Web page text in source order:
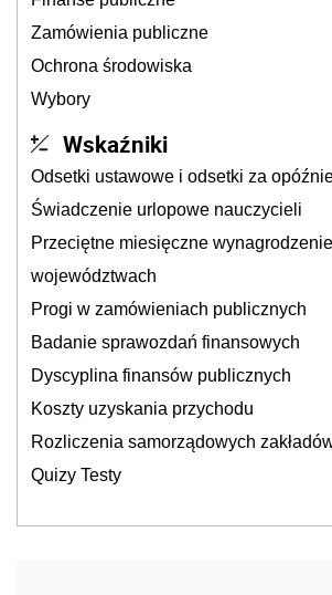
Zamówienia publiczne
Ochrona środowiska
Wybory
Wskaźniki
Odsetki ustawowe i odsetki za
Świadczenie urlopowe nauczycieli
Przeciętne miesięczne
województwach
Progi w zamówieniach publicznych
Badanie sprawozdań finansowych
Dyscyplina finansów publicznych
Koszty uzyskania przychodu
Rozliczenia samorządowych
Quizy Testy